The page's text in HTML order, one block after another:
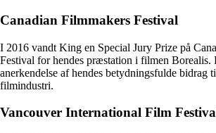
Canadian Filmmakers Festival
I 2016 vandt King en Special Jury Prize på
Festival for hendes præstation i filmen Borealis.
anerkendelse af hendes betydningsfulde bidrag
filmindustri.
Vancouver International Film